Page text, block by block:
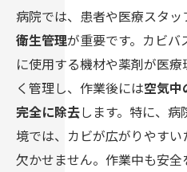
病院では、患者や医療スタ
衛生管理が重要です。カビ
に使用する機材や薬剤が医
く管理し、作業後には空気中
完全に除去します。特に、
境では、カビが広がりやす
欠かせません。作業中も安